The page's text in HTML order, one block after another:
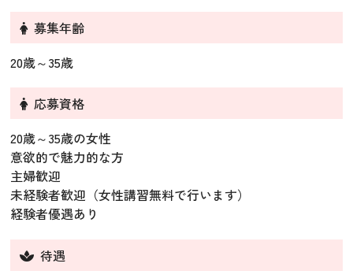
募集年齢
20歳～35歳
応募資格
20歳～35歳の女性
意欲的で魅力的な方
主婦歓迎
未経験者歓迎（女性講習無料で行います）
経験者優遇あり
待遇